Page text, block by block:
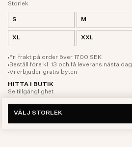
Storlek
S M
XL XXL
Fri frakt på order över 1700 SEK
Beställ före kl. 13 och få leverans nästa dag
Vi erbjuder gratis byten
HITTA I BUTIK
Se tillgänglighet
VÄLJ STORLEK